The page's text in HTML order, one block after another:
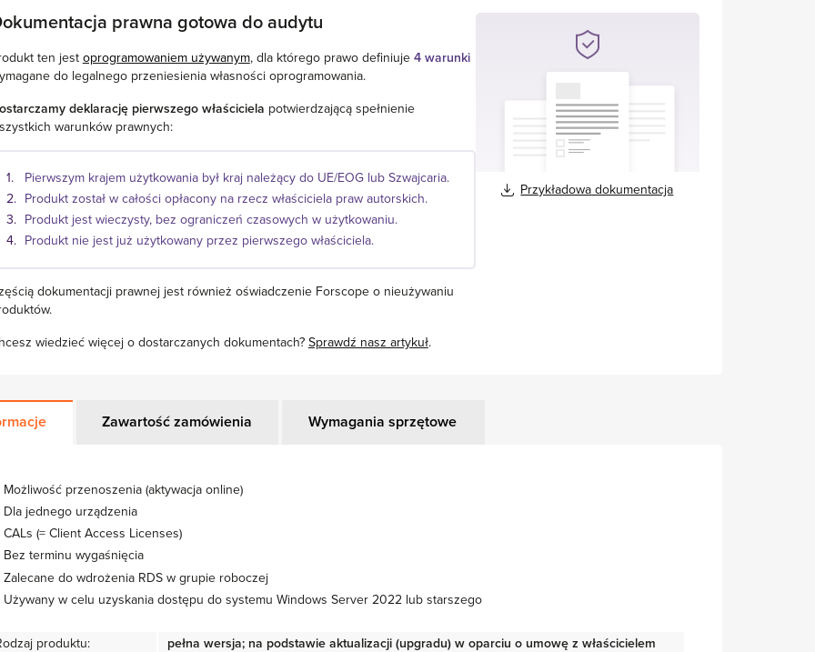
prawna gotowa do audytu
ten jest oprogramowaniem używanym, dla którego prawo definiuje 4 warunki
do legalnego przeniesienia własności oprogramowania.
deklarację pierwszego właściciela potwierdzającą spełnienie
warunków prawnych:
Pierwszym krajem użytkowania był kraj należący do UE/EOG lub Szwajcaria.
Produkt został w całości opłacony na rzecz właściciela praw autorskich.
Produkt jest wieczysty, bez ograniczeń czasowych w użytkowaniu.
Produkt nie jest już użytkowany przez pierwszego właściciela.
dokumentacji prawnej jest również oświadczenie Forscope o nieużywaniu
wiedzieć więcej o dostarczanych dokumentach? Sprawdź nasz artykuł.
Przykładowa dokumentacja
Zawartość zamówienia Wymagania sprzętowe
Możliwość przenoszenia (aktywacja online)
Dla jednego urządzenia
CALs (= Client Access Licenses)
Bez terminu wygaśnięcia
Zalecane do wdrożenia RDS w grupie roboczej
Używany w celu uzyskania dostępu do systemu Windows Server 2022 lub starszego
produktu:
pełna wersja; na podstawie aktualizacji (upgradu) w oparciu o umowę z właścicielem